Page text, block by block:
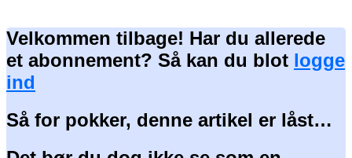
Velkommen tilbage! Har du allerede
et abonnement? Så kan du blot logge
ind
Så for pokker, denne artikel er låst…